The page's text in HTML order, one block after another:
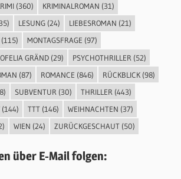
(360) KRIMINALROMAN (31)
LESUNG(24) LIEBESROMAN (21)
MONTAGSFRAGE (97)
OFELIA GRÄND(29) PSYCHOTHRILLER (52)
(87) ROMANCE (846) RÜCKBLICK(98)
SUBVENTUR (30) THRILLER (443)
(144) TTT(146) WEIHNACHTEN (37)
WIEN (24) ZURÜCKGESCHAUT(50)
über E-Mail folgen: